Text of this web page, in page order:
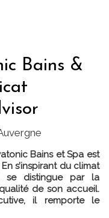
Bains &
Bains et Spa est
s’inspirant du climat
se distingue par la
de son accueil.
il remporte le